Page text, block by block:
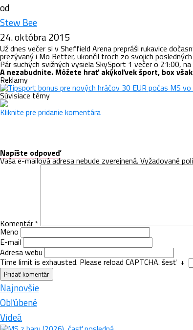
od
Stew Bee
24. októbra 2015
Už dnes večer si v Sheffield Arena prepráši rukavice
prezývaný i Mo Better, ukončil troch zo svojich
Pár suchých svižných vysiela SkySport 1 večer o 21:00,
A nezabudnite. Môžete hrať akýkoľvek šport, box
Reklamy
Súvisiace témy
Kliknite pre pridanie komentára
Napíšte odpoveď
Vaša e-mailová adresa nebude zverejnená. Vyžadované
Komentár *
Meno
E-mail
Adresa webu
Time limit is exhausted. Please reload CAPTCHA.šesť +
Najnovšie
Obľúbené
Videá